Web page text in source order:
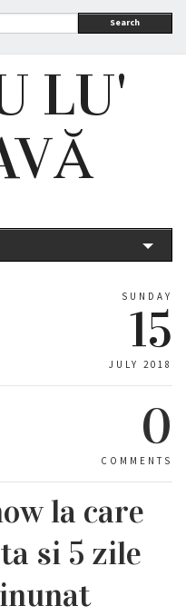
Search
LU'
SUNDAY
15
JULY 2018
0
COMMENTS
la care
si 5 zile